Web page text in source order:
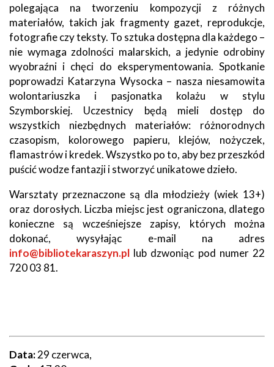
polegająca na tworzeniu kompozycji z różnych
materiałów, takich jak fragmenty gazet, reprodukcje,
fotografie czy teksty. To sztuka dostępna dla każdego –
nie wymaga zdolności malarskich, a jedynie odrobiny
wyobraźni i chęci do eksperymentowania. Spotkanie
poprowadzi Katarzyna Wysocka – nasza niesamowita
wolontariuszka i pasjonatka kolażu w stylu
Szymborskiej. Uczestnicy będą mieli dostęp do
wszystkich niezbędnych materiałów: różnorodnych
czasopism, kolorowego papieru, klejów, nożyczek,
flamastrów i kredek. Wszystko po to, aby bez przeszkód
puścić wodze fantazji i stworzyć unikatowe dzieło.
Warsztaty przeznaczone są dla młodzieży (wiek 13+)
oraz dorosłych. Liczba miejsc jest ograniczona, dlatego
konieczne są wcześniejsze zapisy, których można
dokonać, wysyłając e-mail na adres
info@bibliotekaraszyn.pl lub dzwoniąc pod numer 22
720 03 81.
Data:29 czerwca,